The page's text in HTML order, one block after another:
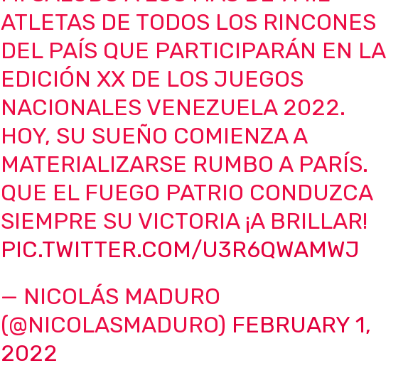
ATLETAS DE TODOS LOS RINCONES
DEL PAÍS QUE PARTICIPARÁN EN LA
EDICIÓN XX DE LOS JUEGOS
NACIONALES VENEZUELA 2022.
HOY, SU SUEÑO COMIENZA A
MATERIALIZARSE RUMBO A PARÍS.
QUE EL FUEGO PATRIO CONDUZCA
SIEMPRE SU VICTORIA ¡A BRILLAR!
PIC.TWITTER.COM/U3R6QWAMWJ
— NICOLÁS MADURO
(@NICOLASMADURO) FEBRUARY 1,
2022